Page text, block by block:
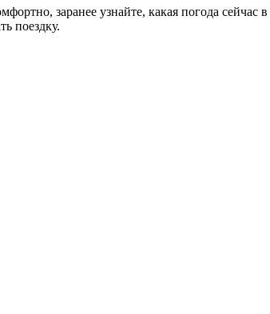
заранее узнайте, какая погода сейчас в
поездку.